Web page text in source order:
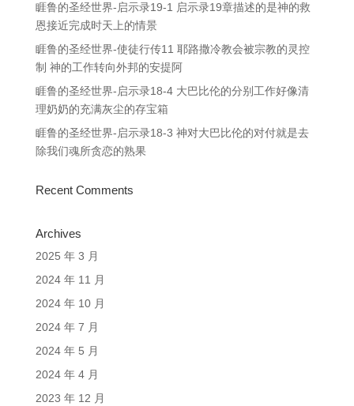
睚鲁的圣经世界-启示录19-1 启示录19章描述的是神的救
恩接近完成时天上的情景
睚鲁的圣经世界-使徒行传11 耶路撒冷教会被宗教的灵控
制 神的工作转向外邦的安提阿
睚鲁的圣经世界-启示录18-4 大巴比伦的分别工作好像清
理奶奶的充满灰尘的存宝箱
睚鲁的圣经世界-启示录18-3 神对大巴比伦的对付就是去
除我们魂所贪恋的熟果
Recent Comments
Archives
2025 年 3 月
2024 年 11 月
2024 年 10 月
2024 年 7 月
2024 年 5 月
2024 年 4 月
2023 年 12 月